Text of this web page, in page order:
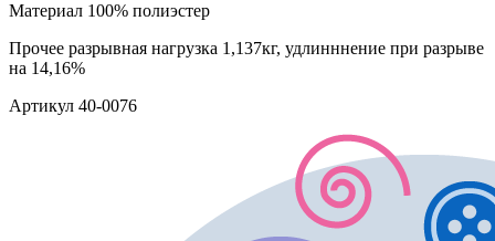
Материал 100% полиэстер
Прочее разрывная нагрузка 1,137кг, удлинннение при разрыве
на 14,16%
Артикул 40-0076